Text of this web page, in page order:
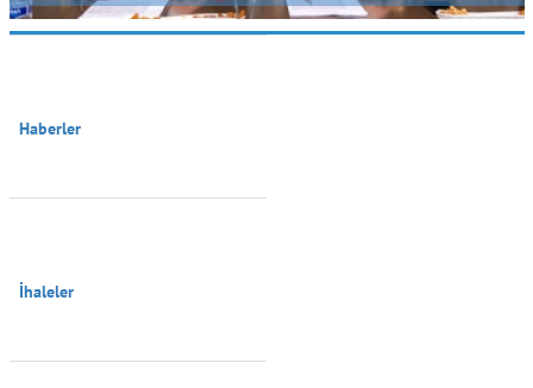
Haberler
İhaleler